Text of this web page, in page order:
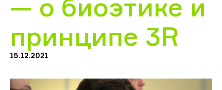
— о биоэтике и
принципе 3R
15.12.2021